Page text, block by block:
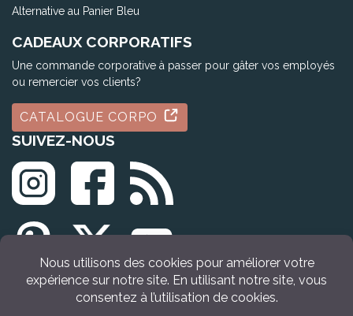
Alternative au Panier Bleu
CADEAUX CORPORATIFS
Une commande corporative à passer pour gâter vos employés
ou remercier vos clients?
CATALOGUE CORPO
SUIVEZ-NOUS